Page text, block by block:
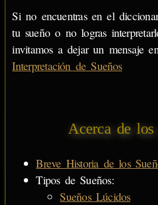
Si no encuentras en el
tu sueño o no logras
invitamos a dejar un mensaje
Interpretación de Sueños
Acerca de los
Breve Historia de los
Tipos de Sueños:
Sueños Lúcidos